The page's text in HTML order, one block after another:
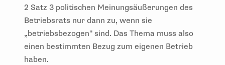
2 Satz 3 politischen Meinungsäußerungen des
Betriebsrats nur dann zu, wenn sie
„betriebsbezogen" sind. Das Thema muss also
einen bestimmten Bezug zum eigenen Betrieb
haben.